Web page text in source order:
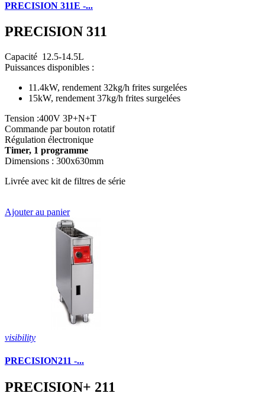
PRECISION 311E -...
PRECISION 311
Capacité 12.5-14.5L
Puissances disponibles :
11.4kW, rendement 32kg/h frites surgelées
15kW, rendement 37kg/h frites surgelées
Tension :400V 3P+N+T
Commande par bouton rotatif
Régulation électronique
Timer, 1 programme
Dimensions : 300x630mm
Livrée avec kit de filtres de série
Ajouter au panier
visibility
PRECISION211 -...
PRECISION+ 211